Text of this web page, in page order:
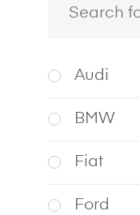
Audi
BMW
Fiat
Ford